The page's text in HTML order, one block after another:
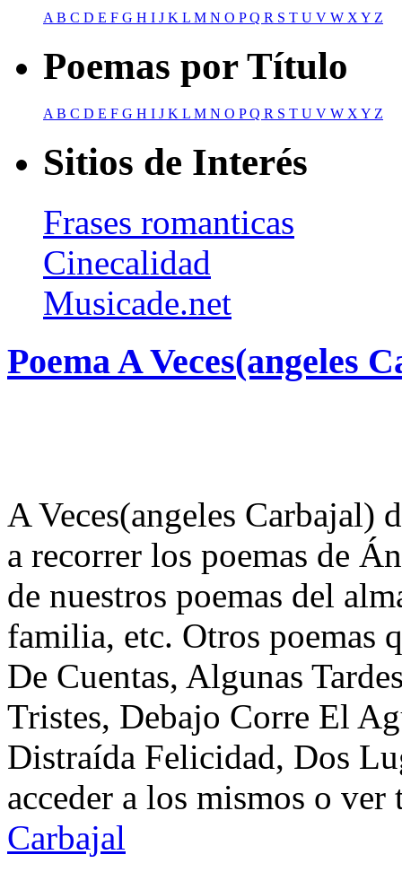
AB C D E F G H I J K L M N O PQ R S T U V W XY Z
Poemas por Título
A B C D E F G H I J K L M N O PQ R S T U V W X Y Z
Sitios de Interés
Frases romanticas
Cinecalidad
Musicade.net
Poema A Veces(angeles
A Veces(angeles Carbajal)
a recorrer los poemas de
de nuestros poemas del
familia, etc. Otros poemas
De Cuentas, Algunas
Tristes, Debajo Corre El
Distraída Felicidad, Dos
acceder a los mismos o
Carbajal